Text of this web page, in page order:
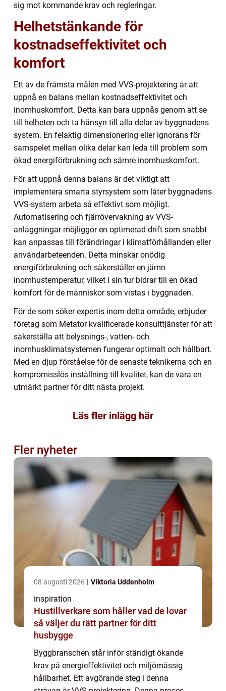
sig mot kommande krav och regleringar.
Helhetstänkande för
kostnadseffektivitet och
komfort
Ett av de främsta målen med VVS-projektering är att
uppnå en balans mellan kostnadseffektivitet och
inomhuskomfort. Detta kan bara uppnås genom att se
till helheten och ta hänsyn till alla delar av byggnadens
system. En felaktig dimensionering eller ignorans för
samspelet mellan olika delar kan leda till problem som
ökad energiförbrukning och sämre inomhuskomfort.
För att uppnå denna balans är det viktigt att
implementera smarta styrsystem som låter byggnadens
VVS-system arbeta så effektivt som möjligt.
Automatisering och fjärrövervakning av VVS-
anläggningar möjliggör en optimerad drift som snabbt
kan anpassas till förändringar i klimatförhållanden eller
användarbeteenden. Detta minskar onödig
energiförbrukning och säkerställer en jämn
inomhustemperatur, vilket i sin tur bidrar till en ökad
komfort för de människor som vistas i byggnaden.
För de som söker expertis inom detta område, erbjuder
företag som Metator kvalificerade konsulttjänster för att
säkerställa att belysnings-, vatten- och
inomhusklimatsystemen fungerar optimalt och hållbart.
Med en djup förståelse för de senaste teknikerna och en
kompromisslös inställning till kvalitet, kan de vara en
utmärkt partner för ditt nästa projekt.
Läs fler inlägg här
Fler nyheter
08 augusti 2026 Viktoria Uddenholm
inspiration
Hustillverkare som håller vad de lovar
så väljer du rätt partner för ditt
husbygge
Byggbranschen står inför ständigt ökande
krav på energieffektivitet och miljömässig
hållbarhet. Ett avgörande steg i denna